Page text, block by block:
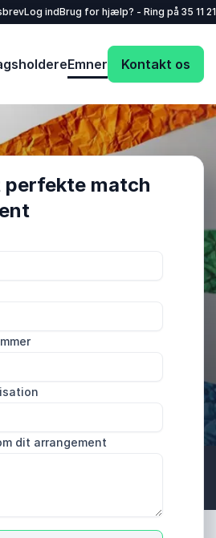
Log indBrug for hjælp? - Ring på 35 11
Emner Kontakt os
perfekte match
dit arrangement